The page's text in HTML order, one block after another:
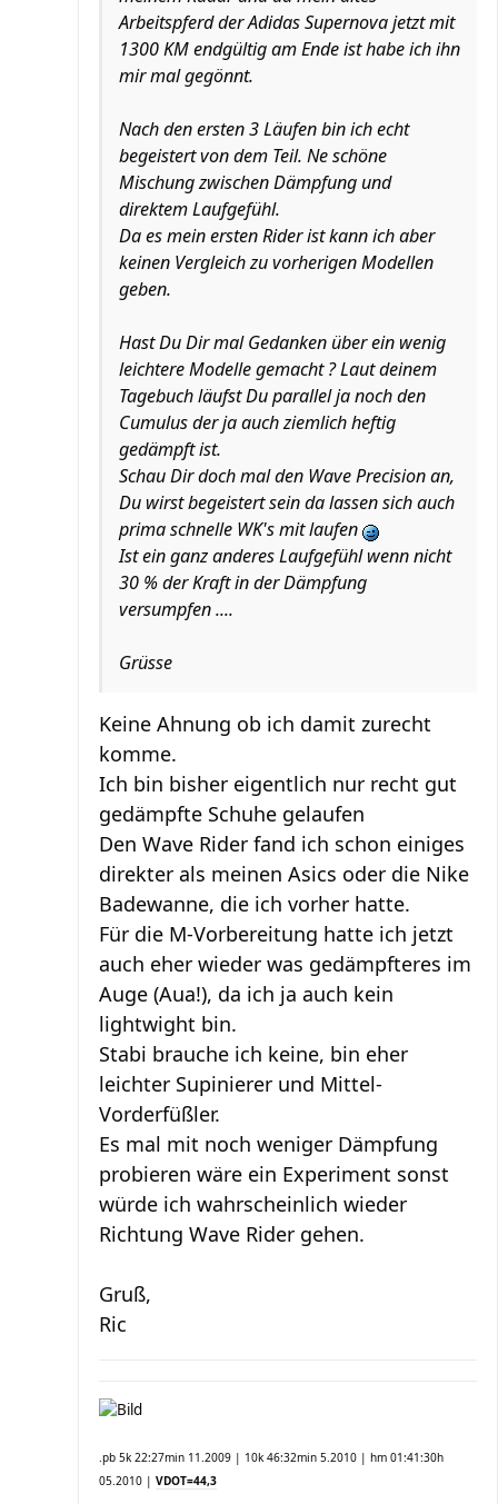
Arbeitspferd der Adidas Supernova jetzt mit
1300 KM endgültig am Ende ist habe ich ihn
mir mal gegönnt.
Nach den ersten 3 Läufen bin ich echt
begeistert von dem Teil. Ne schöne
Mischung zwischen Dämpfung und
direktem Laufgefühl.
Da es mein ersten Rider ist kann ich aber
keinen Vergleich zu vorherigen Modellen
geben.
Hast Du Dir mal Gedanken über ein wenig
leichtere Modelle gemacht ? Laut deinem
Tagebuch läufst Du parallel ja noch den
Cumulus der ja auch ziemlich heftig
gedämpft ist.
Schau Dir doch mal den Wave Precision an,
Du wirst begeistert sein da lassen sich auch
prima schnelle WK's mit laufen
Ist ein ganz anderes Laufgefühl wenn nicht
30 % der Kraft in der Dämpfung
versumpfen ....
Grüsse
Keine Ahnung ob ich damit zurecht
komme.
Ich bin bisher eigentlich nur recht gut
gedämpfte Schuhe gelaufen
Den Wave Rider fand ich schon einiges
direkter als meinen Asics oder die Nike
Badewanne, die ich vorher hatte.
Für die M-Vorbereitung hatte ich jetzt
auch eher wieder was gedämpfteres im
Auge (Aua!), da ich ja auch kein
lightwight bin.
Stabi brauche ich keine, bin eher
leichter Supinierer und Mittel-
Vorderfüßler.
Es mal mit noch weniger Dämpfung
probieren wäre ein Experiment sonst
würde ich wahrscheinlich wieder
Richtung Wave Rider gehen.
Gruß,
Ric
.pb 5k 22:27min 11.2009 | 10k 46:32min 5.2010 | hm 01:41:30h
05.2010 | VDOT=44,3